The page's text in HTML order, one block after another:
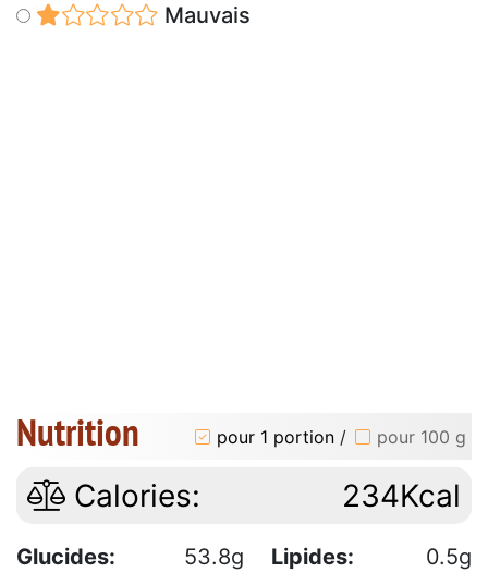
Mauvais
Nutrition pour 1 portion / pour 100 g
Calories: 234Kcal
Glucides: 53.8g Lipides:
0.5g